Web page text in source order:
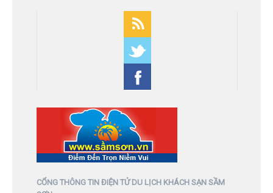
CỔNG THÔNG TIN ĐIỆN TỬ DU LỊCH KHÁCH SẠN SẦM